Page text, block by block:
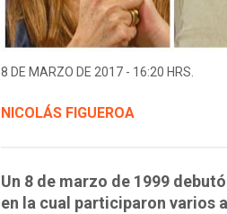
8 DE MARZO DE 2017 - 16:20 HRS.
NICOLÁS FIGUEROA
Un 8 de marzo de 1999
en la cual participaron varios